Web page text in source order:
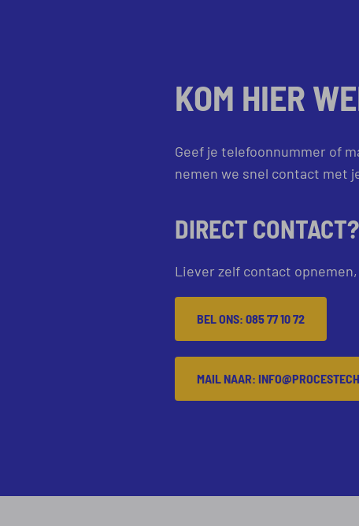
KOM HIER
Geef je telefoonnummer of
nemen we snel contact met
DIRECT CONTACT?
Liever zelf contact
BEL ONS: 085 77 10 72
MAIL NAAR: